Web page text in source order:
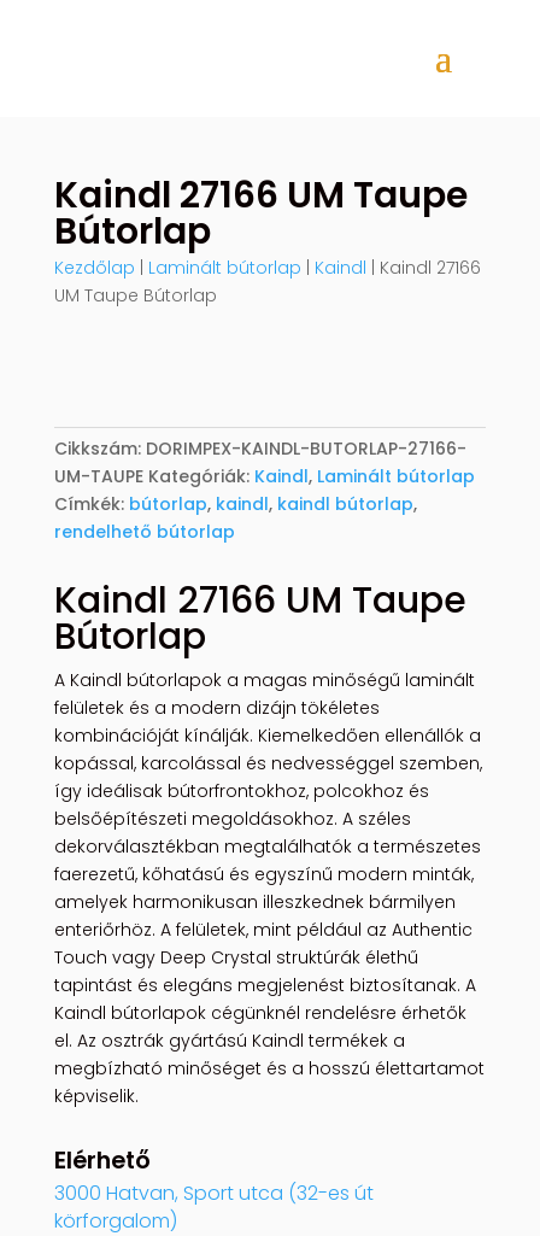
Kaindl 27166 UM Taupe
Bútorlap
Kezdőlap | Laminált bútorlap | Kaindl | Kaindl 27166
UM Taupe Bútorlap
Cikkszám: DORIMPEX-KAINDL-BUTORLAP-27166-
UM-TAUPE Kategóriák: Kaindl, Laminált bútorlap
Címkék: bútorlap, kaindl, kaindl bútorlap,
rendelhető bútorlap
Kaindl 27166 UM Taupe
Bútorlap
A Kaindl bútorlapok a magas minőségű laminált
felületek és a modern dizájn tökéletes
kombinációját kínálják. Kiemelkedően ellenállók a
kopással, karcolással és nedvességgel szemben,
így ideálisak bútorfrontokhoz, polcokhoz és
belsőépítészeti megoldásokhoz. A széles
dekorválasztékban megtalálhatók a természetes
faerezetű, kőhatású és egyszínű modern minták,
amelyek harmonikusan illeszkednek bármilyen
enteriőrhöz. A felületek, mint például az Authentic
Touch vagy Deep Crystal struktúrák élethű
tapintást és elegáns megjelenést biztosítanak. A
Kaindl bútorlapok cégünknél rendelésre érhetők
el. Az osztrák gyártású Kaindl termékek a
megbízható minőséget és a hosszú élettartamot
képviselik.
Elérhető
3000 Hatvan, Sport utca (32-es út
körforgalom)